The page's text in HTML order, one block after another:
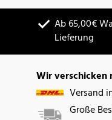
Ab 65,00€
Lieferung
Wir verschicken
Versand
Große